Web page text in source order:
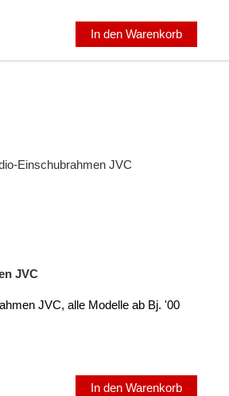
In den Warenkorb
JVC
JVC, alle Modelle ab Bj. '00
In den Warenkorb